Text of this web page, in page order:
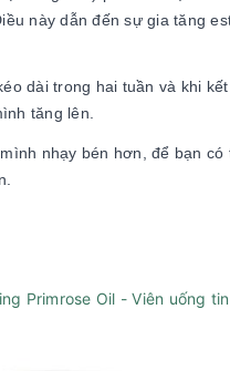
này dẫn đến sự gia tăng
dài trong hai tuần và khi
tăng lên.
nhạy bén hơn, để bạn
Primrose Oil - Viên uống